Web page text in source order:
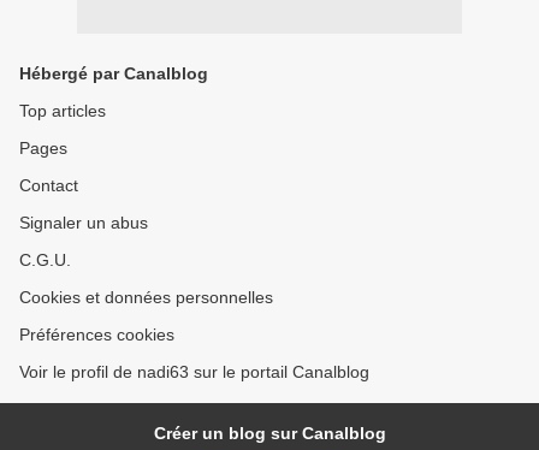
Hébergé par Canalblog
Top articles
Pages
Contact
Signaler un abus
C.G.U.
Cookies et données personnelles
Préférences cookies
Voir le profil de nadi63 sur le portail Canalblog
Créer un blog sur Canalblog